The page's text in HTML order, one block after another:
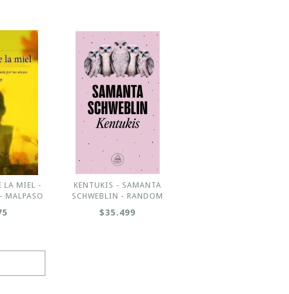
LA MIEL -
MALPASO
KENTUKIS - SAMANTA
SCHWEBLIN - RANDOM
$35.499